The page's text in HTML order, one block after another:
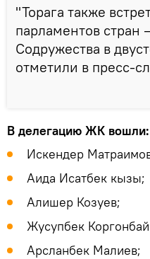
"Торага также
парламентов стран
Содружества в
отметили в пресс-
В делегацию ЖК вошли:
Искендер
Аида Исатбек кызы;
Алишер Козуев;
Жусупбек
Арсланбек Малиев;